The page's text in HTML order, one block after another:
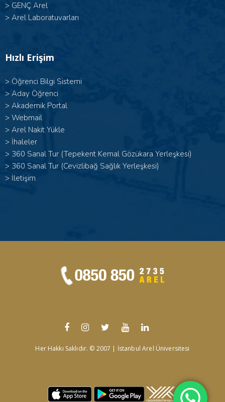
> GENÇ Arel
> Arel Laboratuvarları
Hızlı Erişim
> Öğrenci Bilgi Sistemi
> Aday Öğrenci
> Akademik Portal
> Webmail
> Arel Nakit Yükle
> İhaleler
> 360 Sanal Tur (Tepekent Kemal Gözükara Yerleşkesi)
> 360 Sanal Tur (Cevizlibağ Sağlık Yerleşkesi)
> İletişim
Her Hakkı Saklıdır. © 2007 | İstanbul Arel Üniversitesi